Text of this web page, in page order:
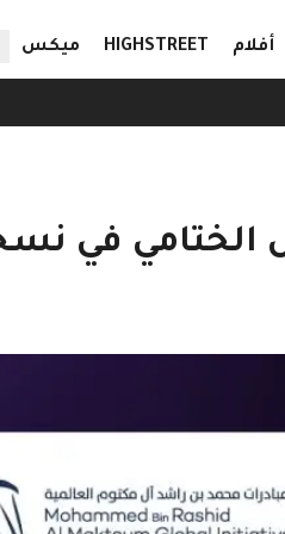
أفلام HIGHSTREET ميكس
الختامي في